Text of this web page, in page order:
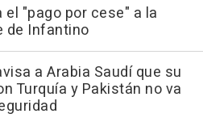
el "pago por cese" a la
de Infantino
a Arabia Saudí que su
Turquía y Pakistán no va